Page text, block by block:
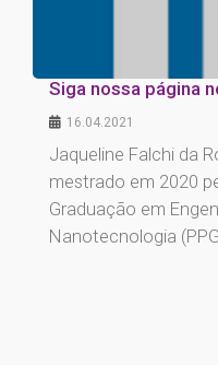
Siga nossa página
16.04.2021
Jaqueline Falchi da
mestrado em 2020
Graduação em
Nanotecnologia